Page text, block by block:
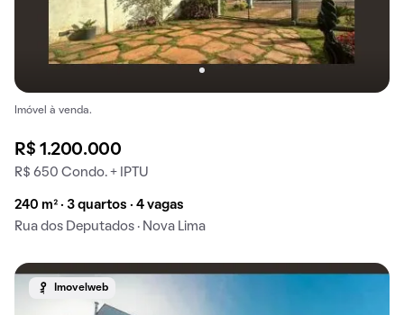
Imóvel à venda.
R$ 1.200.000
R$ 650 Condo. + IPTU
240 m² · 3 quartos · 4 vagas
Rua dos Deputados · Nova Lima
Imovelweb